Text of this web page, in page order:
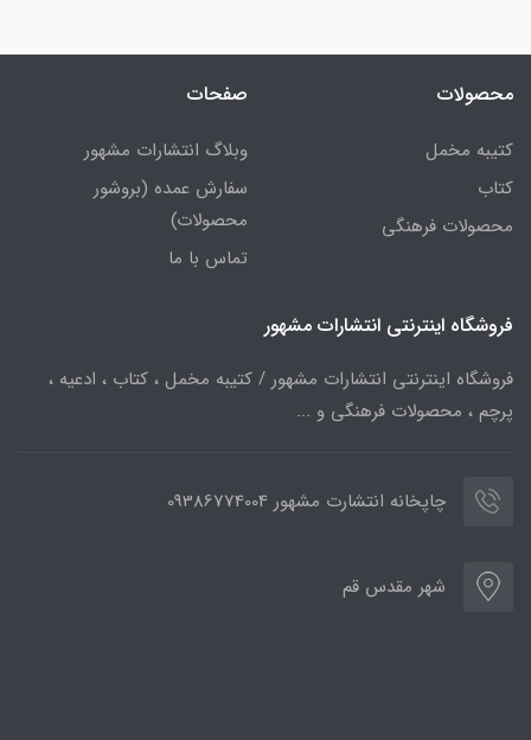
محصولات
کتیبه مخمل
کتاب
محصولات فرهنگی
صفحات
وبلاگ انتشارات مشهور
سفارش عمده (بروشور
محصولات)
تماس با ما
فروشگاه اینترنتی انتشارات مشهور
فروشگاه اینترنتی انتشارات مشهور / کتیبه مخمل ، کتاب ، ادعیه ،
پرچم ، محصولات فرهنگی و ...
چاپخانه انتشارت مشهور 09386774004
شهر مقدس قم